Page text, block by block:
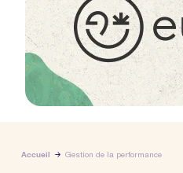
Accueil Gestion de la performance